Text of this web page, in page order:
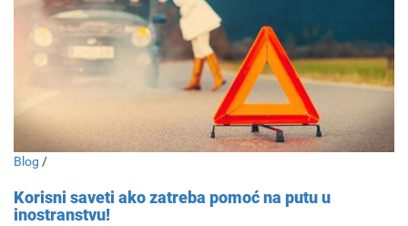
Blog /
Korisni saveti ako zatreba pomoć na putu u
inostranstvu!